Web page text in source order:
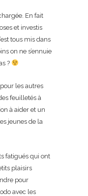
En fait
et investis
tous mis dans
on ne s’ennuie
?
les autres
feuilletés à
à aider et un
jeunes de la
fatigués qui ont
plaisirs
pour
avec les